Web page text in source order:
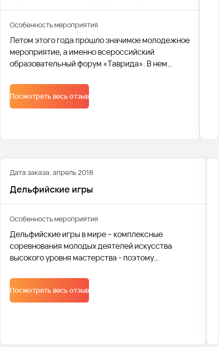
Особенность мероприятия
Летом этого года прошло значимое молодежное
мероприятие, а именно всероссийский
образовательный форум «Таврида». В нем
городов.
Посмотреть весь отзыв
Дата заказа: апрель 2018
Дельфийские игры
Особенность мероприятия
Дельфийские игры в мире – комплексные
соревнования молодых деятелей искусства
высокого уровня мастерства - поэтому
тоже высоки. В 2018 году местом проведения был
город Владивосток, что особенно несколько
затрудняло быструю проработку всей логистики.
Посмотреть весь отзыв